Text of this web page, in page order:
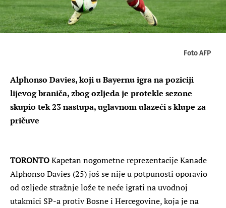
Foto AFP
Alphonso Davies, koji u Bayernu igra na poziciji
lijevog braniča, zbog ozljeda je protekle sezone
skupio tek 23 nastupa, uglavnom ulazeći s klupe za
pričuve
TORONTOKapetan nogometne reprezentacije Kanade
Alphonso Davies (25) još se nije u potpunosti oporavio
od ozljede stražnje lože te neće igrati na uvodnoj
utakmici SP-a protiv Bosne i Hercegovine, koja je na